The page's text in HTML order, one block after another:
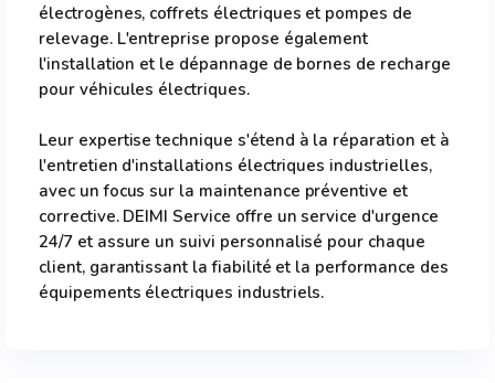
électrogènes, coffrets électriques et pompes de
relevage. L'entreprise propose également
l'installation et le dépannage de bornes de recharge
pour véhicules électriques.
Leur expertise technique s'étend à la réparation et à
l'entretien d'installations électriques industrielles,
avec un focus sur la maintenance préventive et
corrective. DEIMI Service offre un service d'urgence
24/7 et assure un suivi personnalisé pour chaque
client, garantissant la fiabilité et la performance des
équipements électriques industriels.